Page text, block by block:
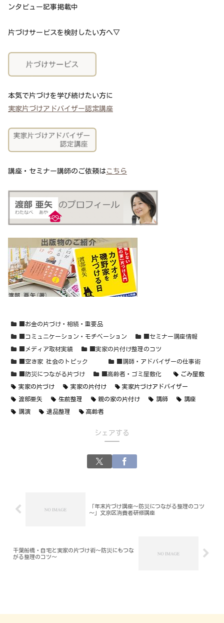
ンタビュー記事掲載中
片づけサービスを検討したい方へ▽
本気で片づけを学び続けたい方に
実家片づけアドバイザー認定講座
講座・セミナー講師のご依頼は こちら
■お金の片づけ・相続・重要品
■コミュニケーション・モチベーション ■セミナー講座情報
■メディア取材実績 ■実家の片付け整理のコツ
■空き家 社会のトピック ■講師・アドバイザーの仕事術
■防災につながる片づけ ■高齢者・ゴミ屋敷化 ごみ屋敷
実家の片づけ 実家の片付け 実家片づけアドバイザー
渡部亜矢 生前整理 親の家の片付け 講師 講座
講演 遺品整理 高齢者
シェアする
「年末片づけ講座～防災につながる整理のコツ
～」文京区消費者研修講座
千葉船橋・自宅と実家の片づけ術～防災にもつな
がる整理のコツ～